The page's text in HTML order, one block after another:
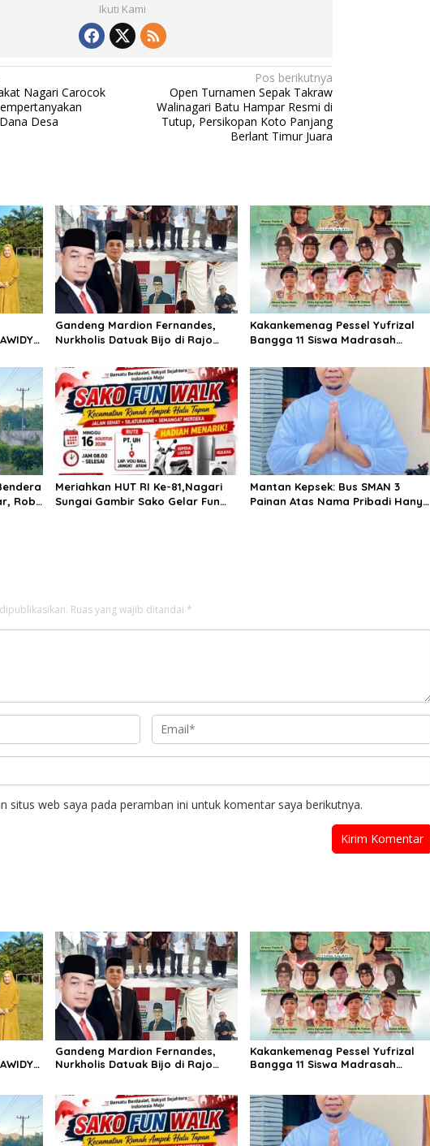
p
p
y
Li
n
k
Ikuti Kami
Nagari Carocok
Desa
Pos berikutnya
Open Turnamen Sepak Takraw
Walinagari Batu Hampar Resmi di
Tutup, Persikopan Koto Panjang
Berlant Timur Juara
Gandeng Mardion Fernandes,
Nurkholis Datuak Bijo di Rajo
Hidup di Wilayah Koto Nan
Godang
Kakankemenag Pessel Yufrizal
Bangga 11 Siswa Madrasah
2026. Bisa Harumkan Nama
Madrasah dan Daerah
Robi
Meriahkan HUT RI Ke-81,Nagari
Sungai Gambir Sako Gelar Fun
Mantan Kepsek: Bus SMAN 3
Painan Atas Nama Pribadi Hanya
Ruas yang wajib ditandai *
situs web saya pada peramban ini untuk komentar saya berikutnya.
Gandeng Mardion Fernandes,
Nurkholis Datuak Bijo di Rajo
Godang
Kakankemenag Pessel Yufrizal
Bangga 11 Siswa Madrasah
Madrasah dan Daerah